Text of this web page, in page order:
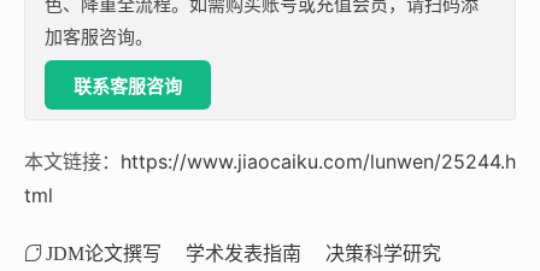
加客服咨询。
联系客服咨询
本文链接： https://www.jiaocaiku.com/lunwen/25244.h
tml
JDM论文撰写 学术发表指南
决策科学研究